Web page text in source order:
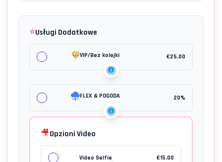
⭐Usługi Dodatkowe
VIP/Bez kolejki €25.00
FLEX & POGODA 20%
🎥Opzioni Video
Video Selfie €15.00